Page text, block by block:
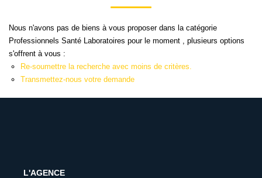
Budget max Plus de critères
Nous n'avons pas de biens à vous proposer dans la catégorie
Professionnels Santé Laboratoires pour le moment , plusieurs options
s'offrent à vous :
Re-soumettre la recherche avec moins de critères.
Transmettez-nous votre demande
L'AGENCE